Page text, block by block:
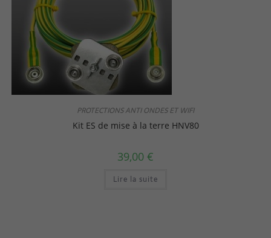
PROTECTIONS ANTI ONDES ET WIFI
Kit ES de mise à la terre HNV80
39,00 €
Lire la suite